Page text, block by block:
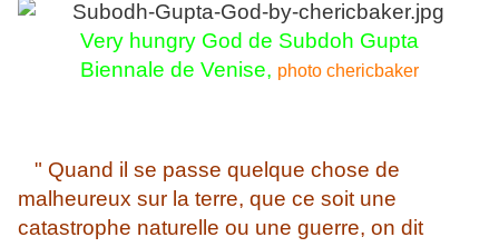
Very hungry God de Subdoh Gupta
Biennale de Venise, photo chericbaker
" Quand il se passe quelque chose de
malheureux sur la terre, que ce soit une
catastrophe naturelle ou une guerre, on dit